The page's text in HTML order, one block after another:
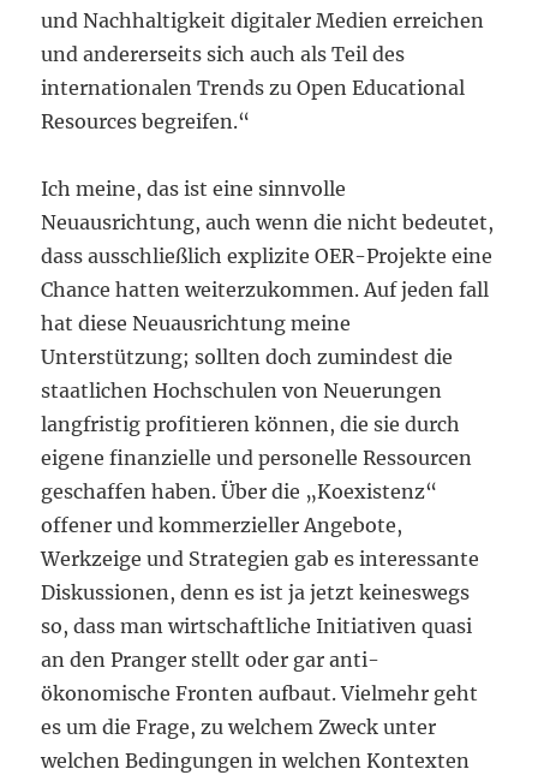
und Nachhaltigkeit digitaler Medien erreichen
und andererseits sich auch als Teil des
internationalen Trends zu Open Educational
Resources begreifen.“
Ich meine, das ist eine sinnvolle
Neuausrichtung, auch wenn die nicht bedeutet,
dass ausschließlich explizite OER-Projekte eine
Chance hatten weiterzukommen. Auf jeden fall
hat diese Neuausrichtung meine
Unterstützung; sollten doch zumindest die
staatlichen Hochschulen von Neuerungen
langfristig profitieren können, die sie durch
eigene finanzielle und personelle Ressourcen
geschaffen haben. Über die „Koexistenz“
offener und kommerzieller Angebote,
Werkzeige und Strategien gab es interessante
Diskussionen, denn es ist ja jetzt keineswegs
so, dass man wirtschaftliche Initiativen quasi
an den Pranger stellt oder gar anti-
ökonomische Fronten aufbaut. Vielmehr geht
es um die Frage, zu welchem Zweck unter
welchen Bedingungen in welchen Kontexten